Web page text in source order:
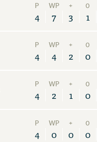
P WP + 0
4 7 3 1
P WP + 0
4 4 2 0
P WP + 0
4 2 1 0
P WP + 0
4 0 0 0